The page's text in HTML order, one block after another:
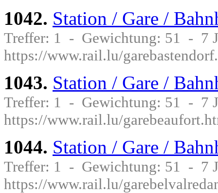
1042. Station / Gare /
Treffer: 1 - Gewichtung: 51 - 7
https://www.rail.lu/
1043. Station / Gare /
Treffer: 1 - Gewichtung: 51 - 7
https://www.rail.lu/
1044. Station / Gare /
Treffer: 1 - Gewichtung: 51 - 7
https://www.rail.lu/